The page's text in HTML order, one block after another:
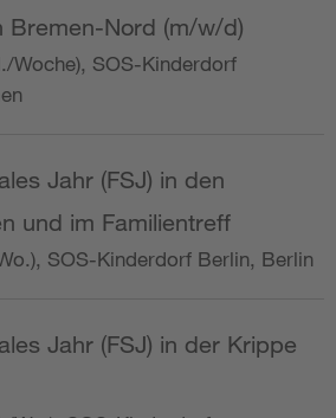
Bremen-Nord (m/w/d)
Woche), SOS-Kinderdorf
Jahr (FSJ) in den
und im Familientreff
SOS-Kinderdorf Berlin, Berlin
Jahr (FSJ) in der Krippe